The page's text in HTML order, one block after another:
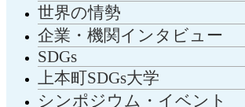
世界の情勢
企業・機関インタビュー
SDGs
上本町SDGs大学
シンポジウム・イベント